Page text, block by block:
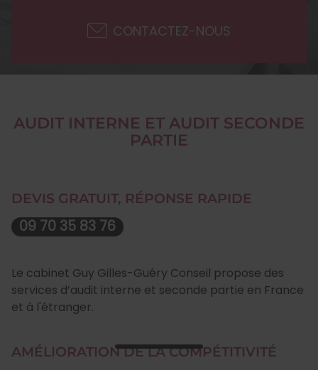
CONTACTEZ-NOUS
AUDIT INTERNE ET AUDIT SECONDE
PARTIE
DEVIS GRATUIT, RÉPONSE RAPIDE
09 70 35 83 76
Le cabinet Guy Gilles-Guéry Conseil propose des
services d’audit interne et seconde partie en France
et à l'étranger.
AMÉLIORATION DE LA COMPÉTITIVITÉ